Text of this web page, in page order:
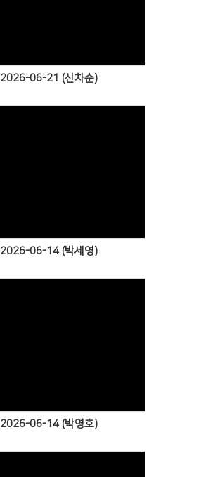
2026-06-21 (신차순)
2026-06-14 (박세영)
2026-06-14 (박영호)